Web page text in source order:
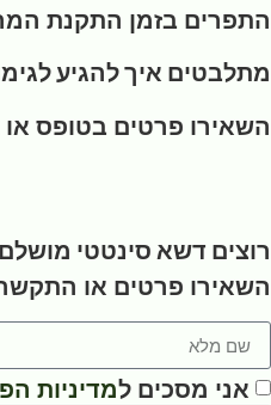
התפרים בזמן התקנת
מתלבטים איך להגיע
השאירו פרטים בטופס
רוצים דשא סינטטי
השאירו פרטים או
אני מסכים למדיניות